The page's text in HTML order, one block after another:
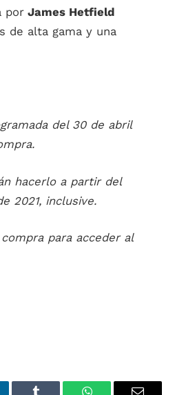
por James Hetfield
de alta gama y una
del 30 de abril
hacerlo a partir del
2021, inclusive.
para acceder al